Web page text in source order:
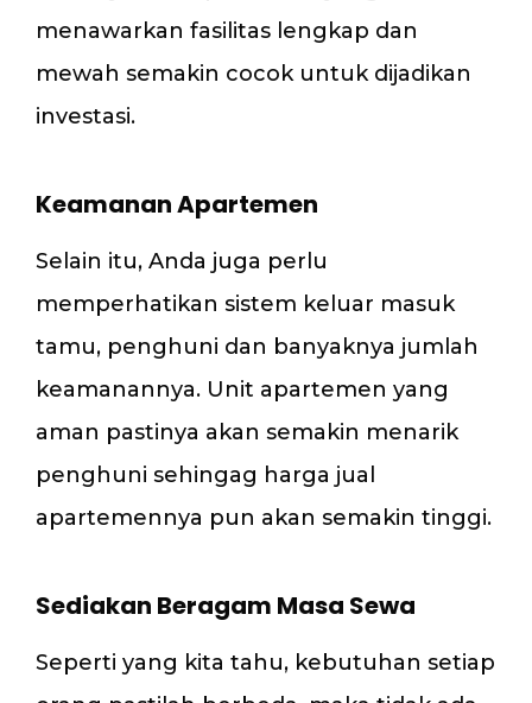
menawarkan fasilitas lengkap dan
mewah semakin cocok untuk dijadikan
investasi.
Keamanan Apartemen
Selain itu, Anda juga perlu
memperhatikan sistem keluar masuk
tamu, penghuni dan banyaknya jumlah
keamanannya. Unit apartemen yang
aman pastinya akan semakin menarik
penghuni sehingag harga jual
apartemennya pun akan semakin tinggi.
Sediakan Beragam Masa Sewa
Seperti yang kita tahu, kebutuhan setiap